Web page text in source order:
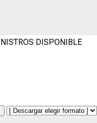
DISPONIBLE